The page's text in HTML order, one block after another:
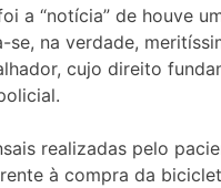
a “notícia” de houve
na verdade,
cujo direito
realizadas pelo
à compra da